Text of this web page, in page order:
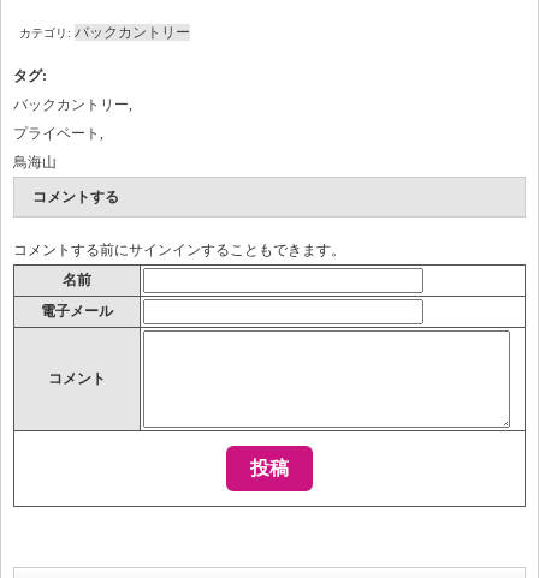
カテゴリ: バックカントリー
タグ:
バックカントリー
プライベート
鳥海山
コメントする
コメントする前にサインインすることもできます。
名前
電子メール
コメント